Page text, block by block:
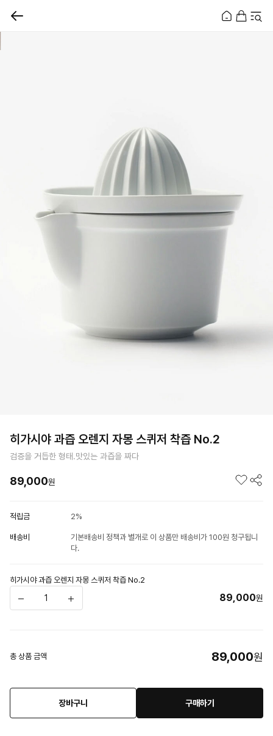
히가시야 과즙 오렌지 자몽 스퀴저 착즙 No.2
검증을 거듭한 형태.맛있는 과즙을 짜다
89,000원
적립금 2%
배송비
기본배송비 정책과 별개로 이 상품만 배송비가 100원 청구됩니
다.
히가시야 과즙 오렌지 자몽 스퀴저 착즙 No.2
89,000원
총 상품 금액 89,000원
장바구니 구매하기